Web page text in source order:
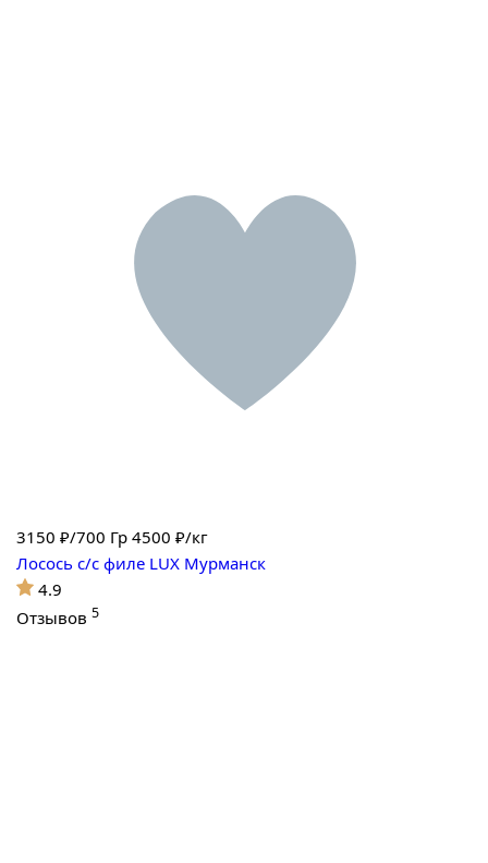
3150 ₽/700 Гр 4500 ₽/кг
Лосось с/с филе LUX Мурманск
4.9
Отзывов 5